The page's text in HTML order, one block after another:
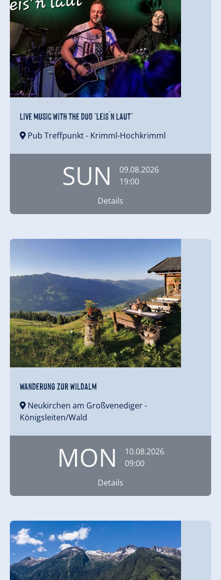
Live music with the duo "Leis`n Laut"
Pub Treffpunkt- Krimml-Hochkrimml
SUN
09.08.2026
19:00
Details
Wanderung zur Wildalm
Neukirchen am Großvenediger-
Königsleiten/Wald
MON
10.08.2026
09:00
Details